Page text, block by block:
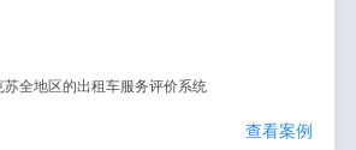
全地区的出租车服务评价系统
查看案例